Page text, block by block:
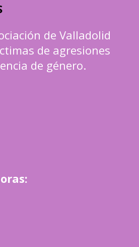
de Valladolid
de agresiones
de género.